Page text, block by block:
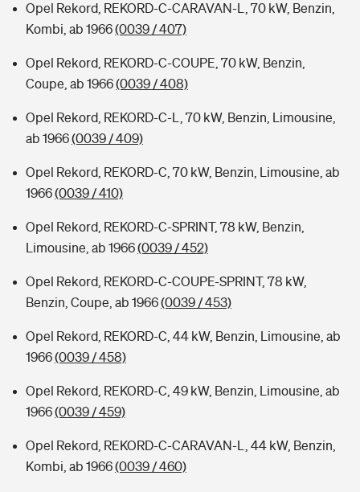
Opel Rekord, REKORD-C-CARAVAN-L, 70 kW, Benzin,
Kombi, ab 1966(0039 / 407)
Opel Rekord, REKORD-C-COUPE, 70 kW, Benzin,
Coupe, ab 1966(0039 / 408)
Opel Rekord, REKORD-C-L, 70 kW, Benzin, Limousine,
ab 1966(0039 / 409)
Opel Rekord, REKORD-C, 70 kW, Benzin, Limousine, ab
1966(0039 / 410)
Opel Rekord, REKORD-C-SPRINT, 78 kW, Benzin,
Limousine, ab 1966(0039 / 452)
Opel Rekord, REKORD-C-COUPE-SPRINT, 78 kW,
Benzin, Coupe, ab 1966(0039 / 453)
Opel Rekord, REKORD-C, 44 kW, Benzin, Limousine, ab
1966(0039 / 458)
Opel Rekord, REKORD-C, 49 kW, Benzin, Limousine, ab
1966(0039 / 459)
Opel Rekord, REKORD-C-CARAVAN-L, 44 kW, Benzin,
Kombi, ab 1966(0039 / 460)